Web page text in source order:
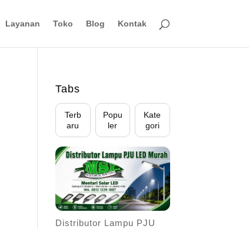
Layanan Toko Blog Kontak
Tabs
Terb
aru
Popu
ler
Kate
gori
Distributor Lampu PJU